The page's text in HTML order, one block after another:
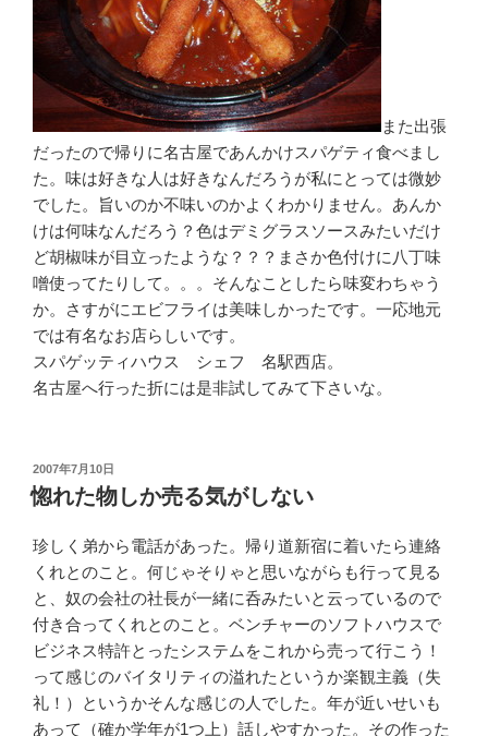
また出張
だったので帰りに名古屋であんかけスパゲティ食べまし
た。味は好きな人は好きなんだろうが私にとっては微妙
でした。旨いのか不味いのかよくわかりません。あんか
けは何味なんだろう？色はデミグラスソースみたいだけ
ど胡椒味が目立ったような？？？まさか色付けに八丁味
噌使ってたりして。。。そんなことしたら味変わちゃう
か。さすがにエビフライは美味しかったです。一応地元
では有名なお店らしいです。
スパゲッティハウス シェフ 名駅西店。
名古屋へ行った折には是非試してみて下さいな。
投
稿
日:
2007年7月10日
惚れた物しか売る気がしない
珍しく弟から電話があった。帰り道新宿に着いたら連絡
くれとのこと。何じゃそりゃと思いながらも行って見る
と、奴の会社の社長が一緒に呑みたいと云っているので
付き合ってくれとのこと。ベンチャーのソフトハウスで
ビジネス特許とったシステムをこれから売って行こう！
って感じのバイタリティの溢れたというか楽観主義（失
礼！）というかそんな感じの人でした。年が近いせいも
あって（確か学年が1つ上）話しやすかった。その作った